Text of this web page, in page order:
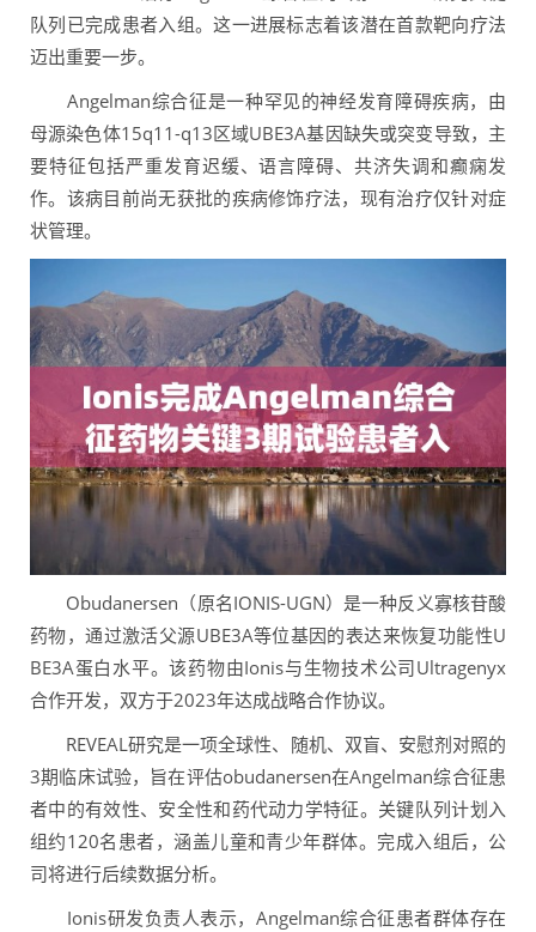
队列已完成患者入组。这一进展标志着该潜在首款靶向疗法
迈出重要一步。
Angelman综合征是一种罕见的神经发育障碍疾病，由
母源染色体15q11-q13区域UBE3A基因缺失或突变导致，主
要特征包括严重发育迟缓、语言障碍、共济失调和癫痫发
作。该病目前尚无获批的疾病修饰疗法，现有治疗仅针对症
状管理。
Obudanersen（原名IONIS-UGN）是一种反义寡核苷酸
药物，通过激活父源UBE3A等位基因的表达来恢复功能性U
BE3A蛋白水平。该药物由Ionis与生物技术公司Ultragenyx
合作开发，双方于2023年达成战略合作协议。
REVEAL研究是一项全球性、随机、双盲、安慰剂对照的
3期临床试验，旨在评估obudanersen在Angelman综合征患
者中的有效性、安全性和药代动力学特征。关键队列计划入
组约120名患者，涵盖儿童和青少年群体。完成入组后，公
司将进行后续数据分析。
Ionis研发负责人表示，Angelman综合征患者群体存在